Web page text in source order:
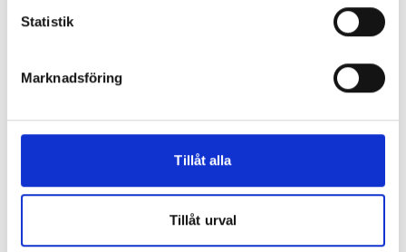
Statistik
Marknadsföring
Tillåt alla
Tillåt urval